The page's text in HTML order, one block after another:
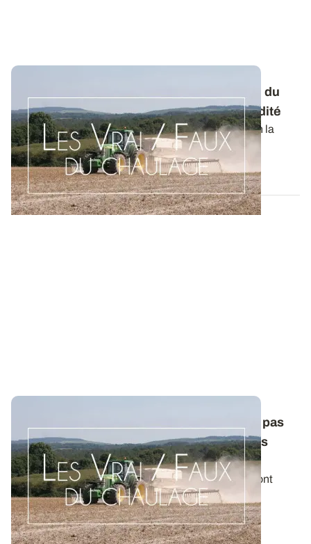
Les Vrai/Faux du chaulage : oui, la mesure du
pHeau suffit pour faire un diagnostic d’acidité
Le pHeau et la capacité d’échange cationique selon la
méthode Metson (CECMetson) sont les...
09 DÉC. 2021
Les Vrai/Faux du chaulage - Non, il ne faut pas
rechercher un pHeau élevé dans toutes les
situations
Les effets des amendements minéraux basiques sont
multiples. Ils peuvent être bénéfiques...
17 SEPT. 2015